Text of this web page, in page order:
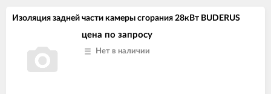
Изоляция задней части камеры сгорания 28кВт BUDERUS
цена по запросу
Нет в наличии